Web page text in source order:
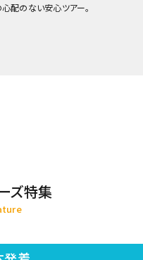
心配のない安心ツアー。
ズ特集